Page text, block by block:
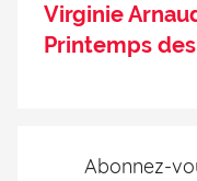
Virginie
Printemps
Abonnez-